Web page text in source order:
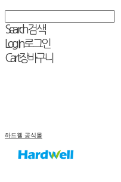
Search검색
Log In로그인
Cart장바구니
하드웰 공식몰